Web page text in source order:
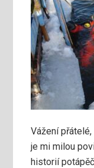
Vážení přátelé,
je mi milou
historií